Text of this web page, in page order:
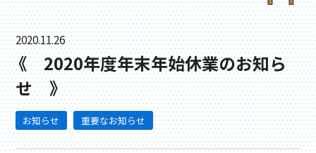
2020.11.26
《 2020年度年末年始休業のお知ら
せ 》
お知らせ 重要なお知らせ